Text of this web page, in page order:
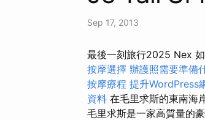
Sep 17, 2013
最後一刻旅行2025 Nex
按摩選擇 辦護照需要準備
按摩療程 提升WordPress
資料 在毛里求斯的東南海
毛里求斯是一家高質量的